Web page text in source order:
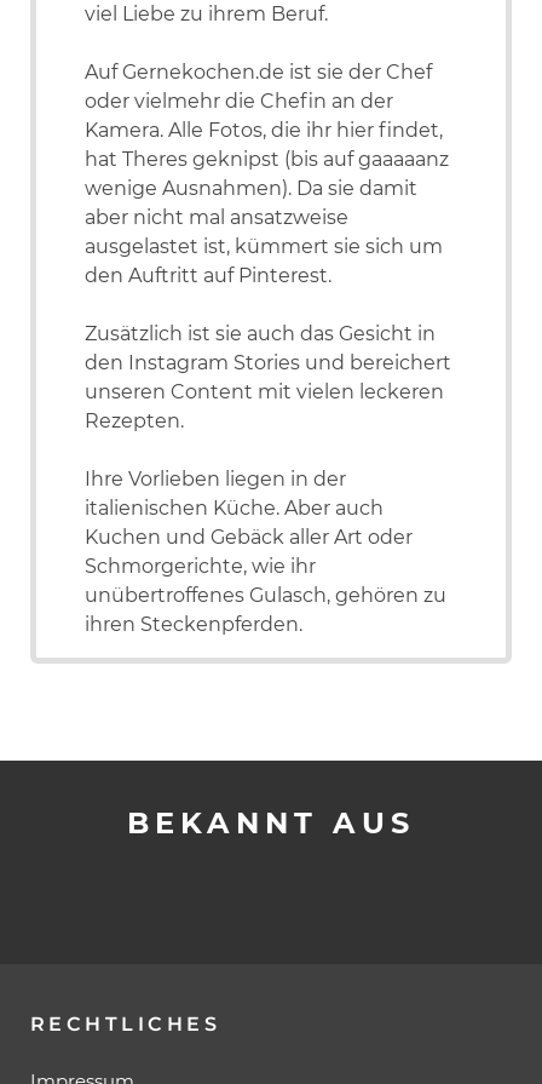
viel Liebe zu ihrem Beruf.
Auf Gernekochen.de ist sie der Chef
oder vielmehr die Chefin an der
Kamera. Alle Fotos, die ihr hier findet,
hat Theres geknipst (bis auf gaaaaanz
wenige Ausnahmen). Da sie damit
aber nicht mal ansatzweise
ausgelastet ist, kümmert sie sich um
den Auftritt auf Pinterest.
Zusätzlich ist sie auch das Gesicht in
den Instagram Stories und bereichert
unseren Content mit vielen leckeren
Rezepten.
Ihre Vorlieben liegen in der
italienischen Küche. Aber auch
Kuchen und Gebäck aller Art oder
Schmorgerichte, wie ihr
unübertroffenes Gulasch, gehören zu
ihren Steckenpferden.
BEKANNT AUS
RECHTLICHES